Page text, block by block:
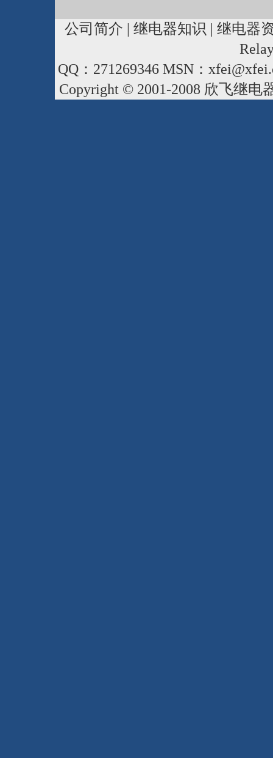
公司简介 | 继电器知识 | 继电器
QQ：271269346 MSN：
Copyright © 2001-2008 欣飞继电